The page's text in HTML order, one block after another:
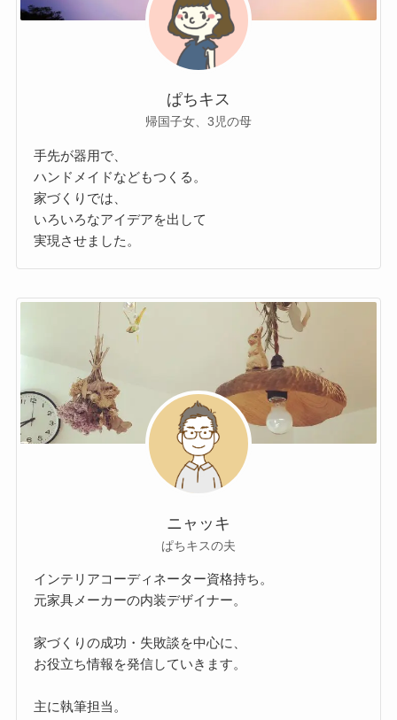
ぱちキス
帰国子女、3児の母
手先が器用で、
ハンドメイドなどもつくる。
家づくりでは、
いろいろなアイデアを出して
実現させました。
ニャッキ
ぱちキスの夫
インテリアコーディネーター資格持ち。
元家具メーカーの内装デザイナー。
家づくりの成功・失敗談を中心に、
お役立ち情報を発信していきます。
主に執筆担当。